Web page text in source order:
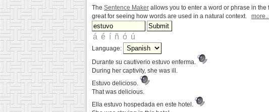
The Sentence Maker allows you to enter a word or phrase in
great for seeing how words are used in a natural context.
Language:
Durante su cautiverio estuvo enferma.
During her captivity, she was ill.
Estuvo delicioso.
That was delicious.
Ella estuvo hospedada en este hotel.